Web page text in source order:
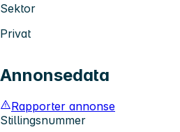
Sektor
Privat
Annonsedata
Rapporter annonse
Stillingsnummer